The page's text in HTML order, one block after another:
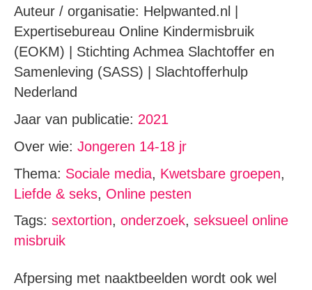
Auteur / organisatie: Helpwanted.nl |
Expertisebureau Online Kindermisbruik
(EOKM) | Stichting Achmea Slachtoffer en
Samenleving (SASS) | Slachtofferhulp
Nederland
Jaar van publicatie: 2021
Over wie: Jongeren 14-18 jr
Thema: Sociale media, Kwetsbare groepen,
Liefde & seks, Online pesten
Tags: sextortion, onderzoek, seksueel online
misbruik
Afpersing met naaktbeelden wordt ook wel